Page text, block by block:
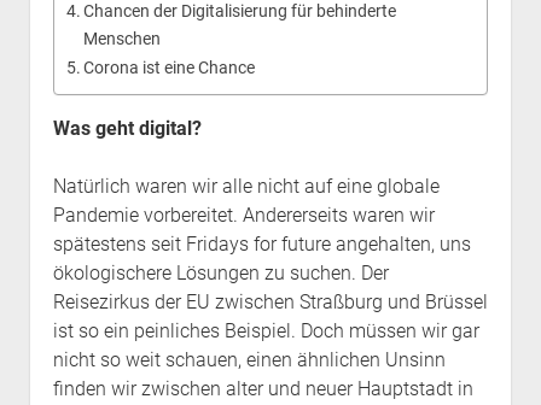
Chancen der Digitalisierung für behinderte
Menschen
Corona ist eine Chance
Was geht digital?
Natürlich waren wir alle nicht auf eine globale
Pandemie vorbereitet. Andererseits waren wir
spätestens seit Fridays for future angehalten, uns
ökologischere Lösungen zu suchen. Der
Reisezirkus der EU zwischen Straßburg und Brüssel
ist so ein peinliches Beispiel. Doch müssen wir gar
nicht so weit schauen, einen ähnlichen Unsinn
finden wir zwischen alter und neuer Hauptstadt in